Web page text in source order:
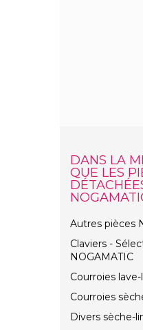
DANS LA
QUE LES
Autres pièces
Claviers -
NOGAMATIC
Courroies
Courroies
Divers sèche-